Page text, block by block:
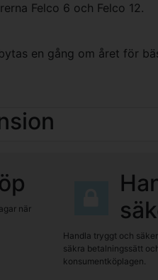
Felco 6 och Felco 12.
en gång om året för
när
Handla tryggt och
säkra betalningssätt
konsumentköplagen.